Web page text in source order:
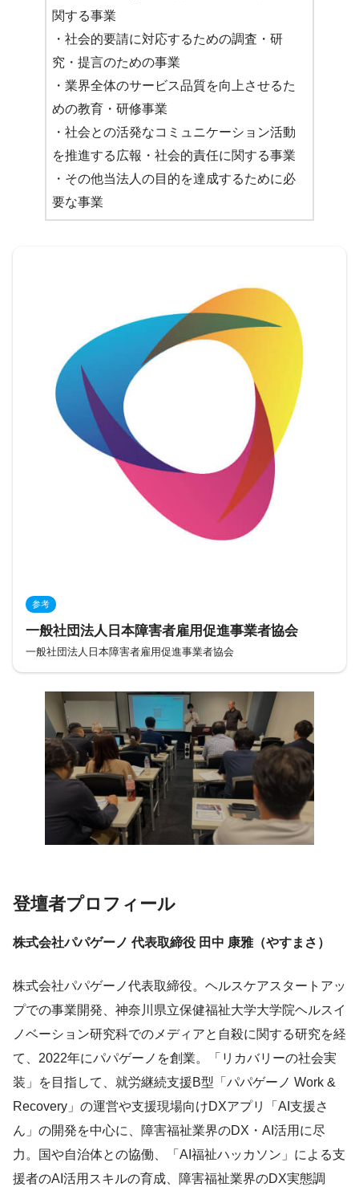
関する事業
・社会的要請に対応するための調査・研
究・提言のための事業
・業界全体のサービス品質を向上させるた
めの教育・研修事業
・社会との活発なコミュニケーション活動
を推進する広報・社会的責任に関する事業
・その他当法人の目的を達成するために必
要な事業
参考
一般社団法人日本障害者雇用促進事業者協会
一般社団法人日本障害者雇用促進事業者協会
登壇者プロフィール
株式会社パパゲーノ 代表取締役 田中 康雅（やすまさ）
株式会社パパゲーノ代表取締役。ヘルスケアスタートアッ
プでの事業開発、神奈川県立保健福祉大学大学院ヘルスイ
ノベーション研究科でのメディアと自殺に関する研究を経
て、2022年にパパゲーノを創業。「リカバリーの社会実
装」を目指して、就労継続支援B型「パパゲーノ Work &
Recovery」の運営や支援現場向けDXアプリ「AI支援さ
ん」の開発を中心に、障害福祉業界のDX・AI活用に尽
力。国や自治体との協働、「AI福祉ハッカソン」による支
援者のAI活用スキルの育成、障害福祉業界のDX実態調